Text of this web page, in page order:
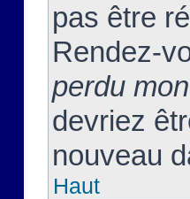
pas être
Rendez-
perdu
devriez
nouveau
Haut